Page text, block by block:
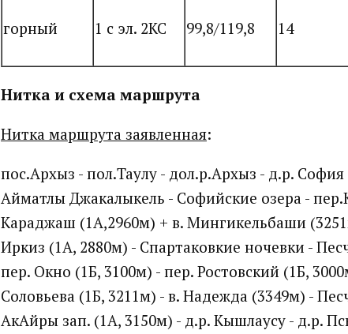
горный 1 с эл. 2КС 99,8/119,8 14
Нитка и схема маршрута
Нитка маршрута заявленная:
пос.Архыз - пол.Таулу - дол.р.Архыз - д.р.
Айматлы Джакалыкель - Софийские озера -
Караджаш (1А,2960м) + в. Мингикельбаши
Иркиз (1А, 2880м) - Спартаковкие ночевки -
пер. Окно (1Б, 3100м) - пер. Ростовский (1Б,
Соловьева (1Б, 3211м) - в. Надежда (3349м) -
АкАйры зап. (1А, 3150м) - д.р. Кышлаусу - д.р.